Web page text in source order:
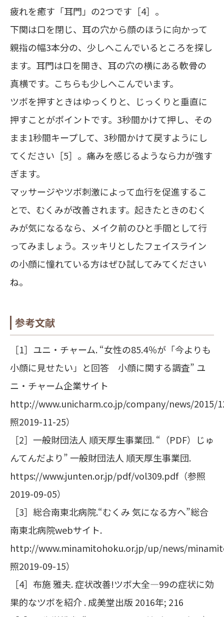
疲れを癒す「耳門」の2つです［4］。
下関は口を閉じ、耳の穴から顔のほうに向かって
親指の幅3本分の、少しへこんでいるところを探し
ます。耳門は口を開き、耳の穴の横にある軟骨の
真横です。こちらも少しへこんでいます。
ツボを押すときはゆっくりと、じっくりと垂直に
押すことがポイントです。3秒間かけて押し、その
まま1秒間キープして、3秒間かけて戻すようにし
てください［5］。痛みを感じるようなら力が強す
ぎます。
マッサージやツボ刺激によって血行を促進するこ
とで、むくみが改善されます。起きたときのむく
みが気になるなら、メイク前のひと手間として行
ってみましょう。スッキリとしたフェイスライン
の小顔に憧れている方はぜひ試してみてください
ね。
参考文献
［1］ユニ・チャーム. “女性の85.4％が「今よりも
小顔に見せたい」と回答 小顔に関する調査” ユ
ニ・チャーム企業サイト
http://www.unicharm.co.jp/company/news/2015/
照2019-11-25）
［2］一般財団法人 順天厚生事業団. “（PDF）じゅ
んてんだより” 一般財団法人 順天厚生事業団.
https://www.junten.or.jp/pdf/vol309.pdf（参照
2019-09-05）
［3］総合南東北病院.“むくみ 気になる方へ”総合
南東北病院webサイト.
http://www.minamitohoku.or.jp/up/news/
照2019-09-15）
［4］布施 雅夫. 症状改善!ツボ大全―99の症状に効
果的なツボを紹介 . 成美堂出版 2016年; 216